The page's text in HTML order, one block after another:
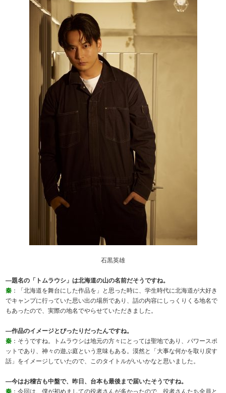
石黒英雄
―題名の「トムラウシ」は北海道の山の名前だそうですね。
秦 ：「北海道を舞台にした作品を」と思った時に、学生時代に北海道が大好き
でキャンプに行っていた思い出の場所であり、話の内容にしっくりくる地名で
もあったので、実際の地名でやらせていただきました。
―作品のイメージとぴったりだったんですね。
秦 ：そうですね。トムラウシは地元の方々にとっては聖地であり、パワースポ
ットであり、神々の遊ぶ庭という意味もある。漠然と「大事な何かを取り戻す
話」をイメージしていたので、このタイトルがいいかなと思いました。
―今はお稽古も中盤で、昨日、台本も最後まで届いたそうですね。
秦 ：今回は、僕が初めましての役者さんが多かったので、役者さんたち全員と